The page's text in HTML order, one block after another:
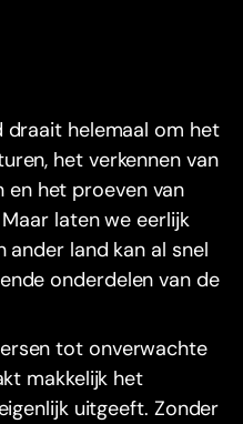
draait helemaal om het
het verkennen van
en het proeven van
laten we eerlijk
ander land kan al snel
onderdelen van de
tot onverwachte
makkelijk het
uitgeeft. Zonder